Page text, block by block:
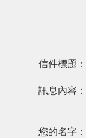
信件標題：
訊息內容：
您的名字：